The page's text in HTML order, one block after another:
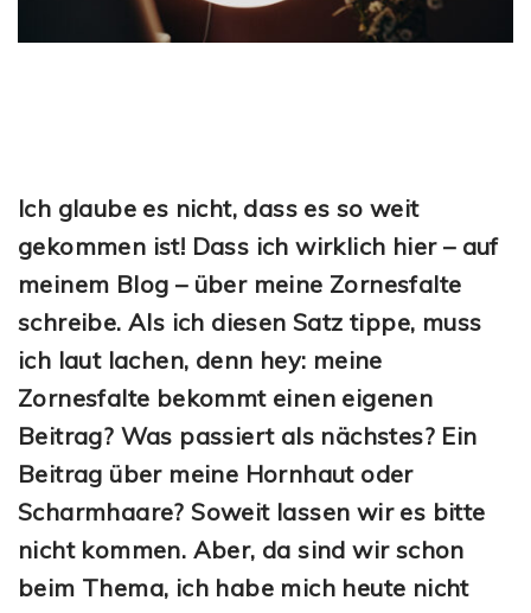
Ich glaube es nicht, dass es so weit
gekommen ist! Dass ich wirklich hier – auf
meinem Blog – über meine Zornesfalte
schreibe. Als ich diesen Satz tippe, muss
ich laut lachen, denn hey: meine
Zornesfalte bekommt einen eigenen
Beitrag? Was passiert als nächstes? Ein
Beitrag über meine Hornhaut oder
Scharmhaare? Soweit lassen wir es bitte
nicht kommen. Aber, da sind wir schon
beim Thema, ich habe mich heute nicht